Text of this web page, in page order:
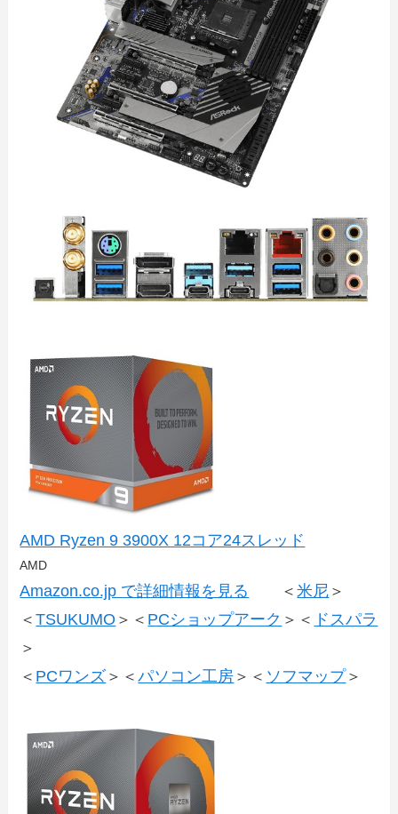
AMD Ryzen 9 3900X 12コア24スレッド
AMD
Amazon.co.jp で詳細情報を見る ＜米尼 ＞
＜TSUKUMO ＞＜ PCショップアーク ＞＜ ドスパラ
＞
＜ PCワンズ ＞＜パソコン工房 ＞＜ ソフマップ＞